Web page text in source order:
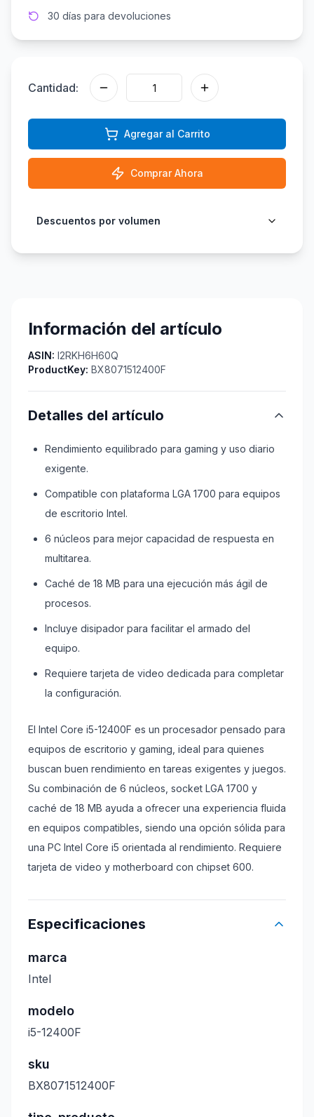
30 días para devoluciones
Cantidad:
Agregar al Carrito
Comprar Ahora
Descuentos por volumen
Información del artículo
ASIN: I2RKH6H60Q
ProductKey: BX8071512400F
Detalles del artículo
Rendimiento equilibrado para gaming y uso diario
exigente.
Compatible con plataforma LGA 1700 para equipos
de escritorio Intel.
6 núcleos para mejor capacidad de respuesta en
multitarea.
Caché de 18 MB para una ejecución más ágil de
procesos.
Incluye disipador para facilitar el armado del
equipo.
Requiere tarjeta de video dedicada para completar
la configuración.
El Intel Core i5-12400F es un procesador pensado para
equipos de escritorio y gaming, ideal para quienes
buscan buen rendimiento en tareas exigentes y juegos.
Su combinación de 6 núcleos, socket LGA 1700 y
caché de 18 MB ayuda a ofrecer una experiencia fluida
en equipos compatibles, siendo una opción sólida para
una PC Intel Core i5 orientada al rendimiento. Requiere
tarjeta de video y motherboard con chipset 600.
Especificaciones
marca
Intel
modelo
i5-12400F
sku
BX8071512400F